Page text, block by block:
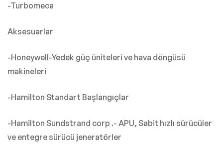
-Turbomeca
Aksesuarlar
-Honeywell-Yedek güç üniteleri ve hava döngüsü
makineleri
-Hamilton Standart Başlangıçlar
-Hamilton Sundstrand corp .- APU, Sabit hızlı sürücüler
ve entegre sürücü jeneratörler